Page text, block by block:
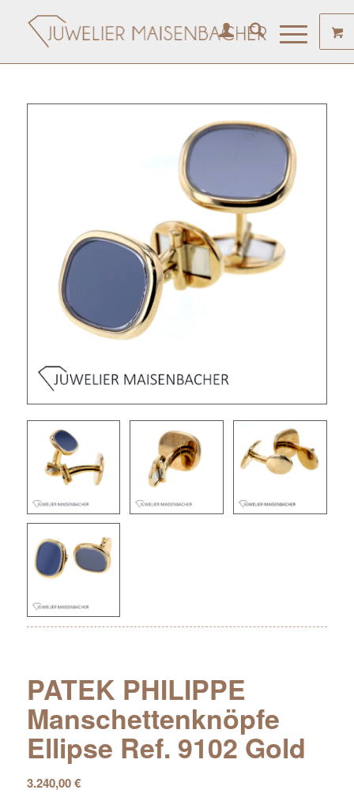
PATEK PHILIPPE
Manschettenknöpfe
Ellipse Ref. 9102 Gold
3.240,00€